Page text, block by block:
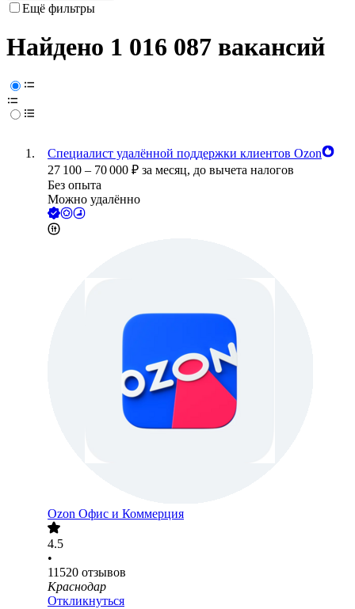
Ещё фильтры
Найдено 1 016 087 вакансий
Специалист удалённой поддержки клиентов Ozon
27 100 – 70 000 ₽ за месяц, до вычета налогов
Без опыта
Можно удалённо
Ozon Офис и Коммерция
4.5
•
11520 отзывов
Краснодар
Откликнуться